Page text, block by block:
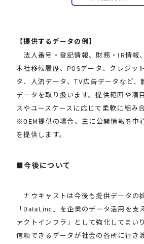
【提供するデータの例】
法人番号・登記情報、財務・IR情報
本社移転履歴、POSデータ、クレジッ
タ、人流データ、TV広告データなど、
データを取り扱います。提供範囲や項
スやユースケースに応じて柔軟に組み
※OEM提供の場合、主に公開情報を中
を提供します。
今後について
ナウキャストは今後も提供データの
「DataLinc」を企業のデータ活用を支
ァクトインフラ」として強化してまい
信頼できるデータが社会の各所に行き